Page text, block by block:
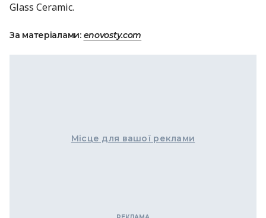
Glass Ceramic.
За матеріалами: enovosty.com
Місце для вашої реклами